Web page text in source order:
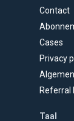
Contact
Cases
Privacy
Referral
Taal